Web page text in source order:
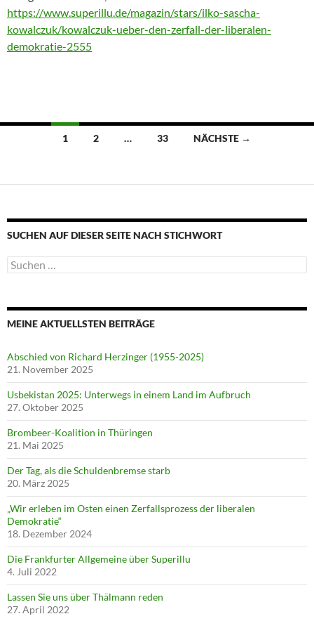
https://www.superillu.de/magazin/stars/ilko-sascha-
kowalczuk/kowalczuk-ueber-den-zerfall-der-liberalen-
demokratie-2555
Beitragsnavigation
1 2 … 33 NÄCHSTE →
SUCHEN AUF DIESER SEITE NACH STICHWORT
Suche
nach:
MEINE AKTUELLSTEN BEITRÄGE
Abschied von Richard Herzinger (1955-2025)
21. November 2025
Usbekistan 2025: Unterwegs in einem Land im Aufbruch
27. Oktober 2025
Brombeer-Koalition in Thüringen
21. Mai 2025
Der Tag, als die Schuldenbremse starb
20. März 2025
„Wir erleben im Osten einen Zerfallsprozess der liberalen
Demokratie“
18. Dezember 2024
Die Frankfurter Allgemeine über Superillu
4. Juli 2022
Lassen Sie uns über Thälmann reden
27. April 2022